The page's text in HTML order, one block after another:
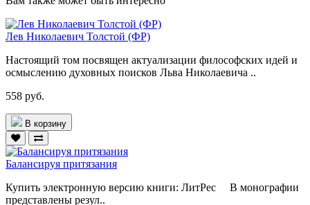
Лев Николаевич Толстой (ФР)
Настоящий том посвящен актуализации философских идей и
осмыслению духовных поисков Льва Николаевича ..
558 руб.
В корзину
Балансируя притязания
Купить электронную версию книги: ЛитРес В монографии
представлены резул..